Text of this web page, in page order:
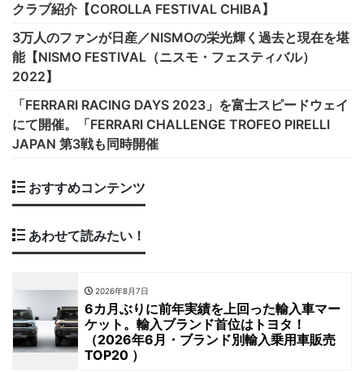
クラブ紹介【COROLLA FESTIVAL CHIBA】
3万人のファンが日産／NISMOの栄光輝く過去と現在を堪
能【NISMO FESTIVAL（ニスモ・フェスティバル）
2022】
「FERRARI RACING DAYS 2023」を富士スピードウェイ
にて開催。「FERRARI CHALLENGE TROFEO PIRELLI
JAPAN 第3戦も同時開催
おすすめコンテンツ
あわせて読みたい！
2026年8月7日
6カ月ぶりに前年実績を上回った輸入車マー
ケット。輸入ブランド首位はトヨタ！
（2026年6月・ブランド別輸入乗用車販売
TOP20 ）